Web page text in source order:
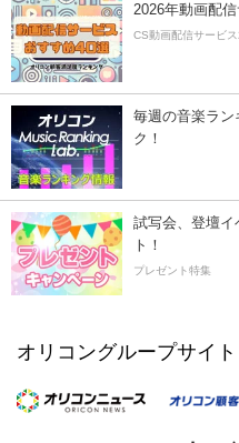
2026年動画配
CS動画配信サービ
毎週の音楽ラン
ク！
試写会、登壇イ
ト！
プレゼント特集
オリコングループサイト